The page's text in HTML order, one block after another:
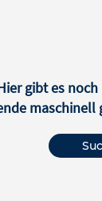
gibt es